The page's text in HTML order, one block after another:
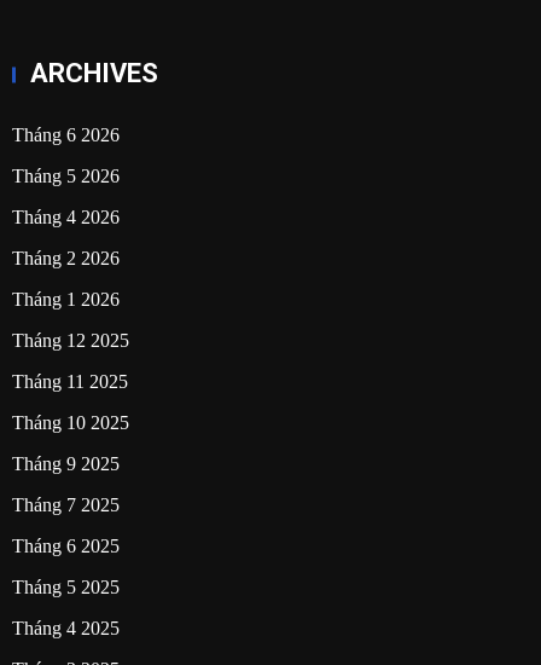
ARCHIVES
Tháng 6 2026
Tháng 5 2026
Tháng 4 2026
Tháng 2 2026
Tháng 1 2026
Tháng 12 2025
Tháng 11 2025
Tháng 10 2025
Tháng 9 2025
Tháng 7 2025
Tháng 6 2025
Tháng 5 2025
Tháng 4 2025